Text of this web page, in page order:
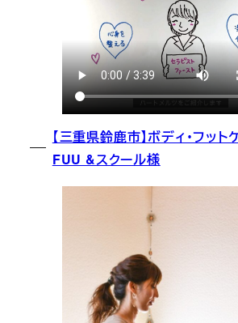
【三重県鈴鹿市】ボディ・フット
FUU &スクール様